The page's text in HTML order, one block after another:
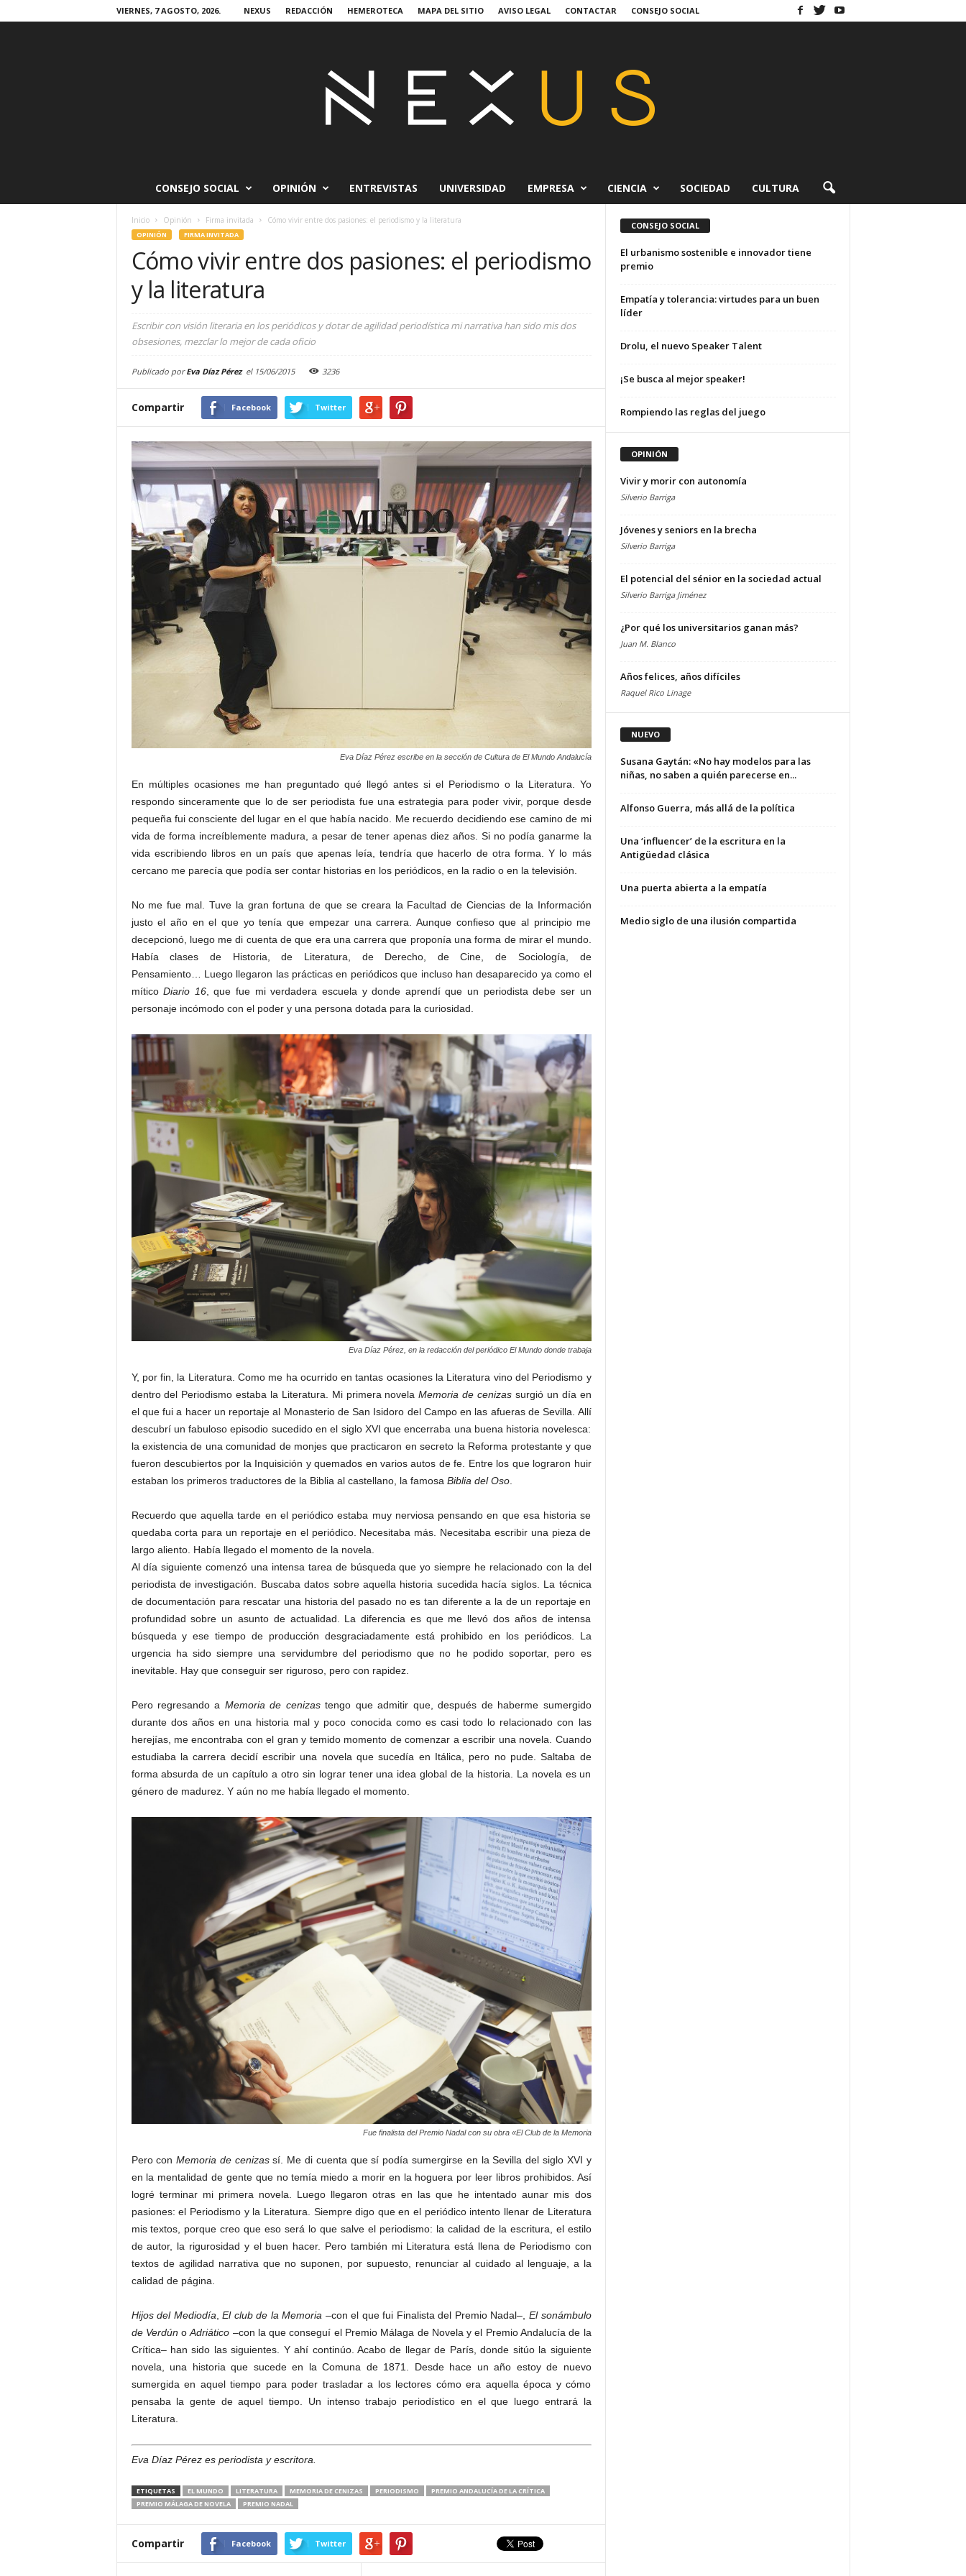
VIERNES, 7 AGOSTO, 2026. NEXUS REDACCIÓN HEMEROTECA MAPA DEL SITIO AVISO LEGAL CONTACTAR CONSEJO SOCIAL
CONSEJO SOCIAL OPINIÓN ENTREVISTAS UNIVERSIDAD EMPRESA CIENCIA SOCIEDAD CULTURA
Inicio Opinión Firma invitada Cómo vivir entre dos pasiones: el periodismo y la literatura
OPINIÓN FIRMA INVITADA
Cómo vivir entre dos pasiones: el periodismo
y la literatura
Escribir con visión literaria en los periódicos y dotar de agilidad periodística mi narrativa han sido mis dos
obsesiones, mezclar lo mejor de cada oficio
Publicado porEva Díaz Pérez el 15/06/2015 3236
Compartir Facebook Twitter
Eva Díaz Pérez escribe en la sección de Cultura de El Mundo Andalucía
En múltiples ocasiones me han preguntado qué llegó antes si el Periodismo o la Literatura. Yo
respondo sinceramente que lo de ser periodista fue una estrategia para poder vivir, porque desde
pequeña fui consciente del lugar en el que había nacido. Me recuerdo decidiendo ese camino de mi
vida de forma increíblemente madura, a pesar de tener apenas diez años. Si no podía ganarme la
vida escribiendo libros en un país que apenas leía, tendría que hacerlo de otra forma. Y lo más
cercano me parecía que podía ser contar historias en los periódicos, en la radio o en la televisión.
No me fue mal. Tuve la gran fortuna de que se creara la Facultad de Ciencias de la Información
justo el año en el que yo tenía que empezar una carrera. Aunque confieso que al principio me
decepcionó, luego me di cuenta de que era una carrera que proponía una forma de mirar el mundo.
Había clases de Historia, de Literatura, de Derecho, de Cine, de Sociología, de
Pensamiento… Luego llegaron las prácticas en periódicos que incluso han desaparecido ya como el
míticoDiario 16, que fue mi verdadera escuela y donde aprendí que un periodista debe ser un
personaje incómodo con el poder y una persona dotada para la curiosidad.
Eva Díaz Pérez, en la redacción del periódico El Mundo donde trabaja
Y, por fin, la Literatura. Como me ha ocurrido en tantas ocasiones la Literatura vino del Periodismo y
dentro del Periodismo estaba la Literatura. Mi primera novelaMemoria de cenizas surgió un día en
el que fui a hacer un reportaje al Monasterio de San Isidoro del Campo en las afueras de Sevilla. Allí
descubrí un fabuloso episodio sucedido en el siglo XVI que encerraba una buena historia novelesca:
la existencia de una comunidad de monjes que practicaron en secreto la Reforma protestante y que
fueron descubiertos por la Inquisición y quemados en varios autos de fe. Entre los que lograron huir
estaban los primeros traductores de la Biblia al castellano, la famosa Biblia del Oso.
Recuerdo que aquella tarde en el periódico estaba muy nerviosa pensando en que esa historia se
quedaba corta para un reportaje en el periódico. Necesitaba más. Necesitaba escribir una pieza de
largo aliento. Había llegado el momento de la novela.
Al día siguiente comenzó una intensa tarea de búsqueda que yo siempre he relacionado con la del
periodista de investigación. Buscaba datos sobre aquella historia sucedida hacía siglos. La técnica
de documentación para rescatar una historia del pasado no es tan diferente a la de un reportaje en
profundidad sobre un asunto de actualidad. La diferencia es que me llevó dos años de intensa
búsqueda y ese tiempo de producción desgraciadamente está prohibido en los periódicos. La
urgencia ha sido siempre una servidumbre del periodismo que no he podido soportar, pero es
inevitable. Hay que conseguir ser riguroso, pero con rapidez.
Pero regresando a Memoria de cenizastengo que admitir que, después de haberme sumergido
durante dos años en una historia mal y poco conocida como es casi todo lo relacionado con las
herejías, me encontraba con el gran y temido momento de comenzar a escribir una novela. Cuando
estudiaba la carrera decidí escribir una novela que sucedía en Itálica, pero no pude. Saltaba de
forma absurda de un capítulo a otro sin lograr tener una idea global de la historia. La novela es un
género de madurez. Y aún no me había llegado el momento.
Fue finalista del Premio Nadal con su obra «El Club de la Memoria
Pero conMemoria de cenizassí. Me di cuenta que sí podía sumergirse en la Sevilla del siglo XVI y
en la mentalidad de gente que no temía miedo a morir en la hoguera por leer libros prohibidos. Así
logré terminar mi primera novela. Luego llegaron otras en las que he intentado aunar mis dos
pasiones: el Periodismo y la Literatura. Siempre digo que en el periódico intento llenar de Literatura
mis textos, porque creo que eso será lo que salve el periodismo: la calidad de la escritura, el estilo
de autor, la rigurosidad y el buen hacer. Pero también mi Literatura está llena de Periodismo con
textos de agilidad narrativa que no suponen, por supuesto, renunciar al cuidado al lenguaje, a la
calidad de página.
Hijos del Mediodía ,El club de la Memoria –con el que fui Finalista del Premio Nadal–, El sonámbulo
de Verdún oAdriático –con la que conseguí el Premio Málaga de Novela y el Premio Andalucía de la
Crítica– han sido las siguientes. Y ahí continúo. Acabo de llegar de París, donde sitúo la siguiente
novela, una historia que sucede en la Comuna de 1871. Desde hace un año estoy de nuevo
sumergida en aquel tiempo para poder trasladar a los lectores cómo era aquella época y cómo
pensaba la gente de aquel tiempo. Un intenso trabajo periodístico en el que luego entrará la
Literatura.
Eva Díaz Pérez es periodista y escritora.
ETIQUETAS EL MUNDO LITERATURA MEMORIA DE CENIZAS PERIODISMO
PREMIO ANDALUCÍA DE LA CRÍTICA
PREMIO MÁLAGA DE NOVELA
PREMIO NADAL
Compartir Facebook Twitter
CONSEJO SOCIAL
El urbanismo sostenible e innovador tiene
premio
Empatía y tolerancia: virtudes para un buen
líder
Drolu, el nuevo Speaker Talent
¡Se busca al mejor speaker!
Rompiendo las reglas del juego
OPINIÓN
Vivir y morir con autonomía
Silverio Barriga
Jóvenes y seniors en la brecha
Silverio Barriga
El potencial del sénior en la sociedad actual
Silverio Barriga Jiménez
¿Por qué los universitarios ganan más?
Juan M. Blanco
Años felices, años difíciles
Raquel Rico Linage
NUEVO
Susana Gaytán: «No hay modelos para las
niñas, no saben a quién parecerse en...
Alfonso Guerra, más allá de la política
Una ‘influencer’ de la escritura en la
Antigüedad clásica
Una puerta abierta a la empatía
Medio siglo de una ilusión compartida